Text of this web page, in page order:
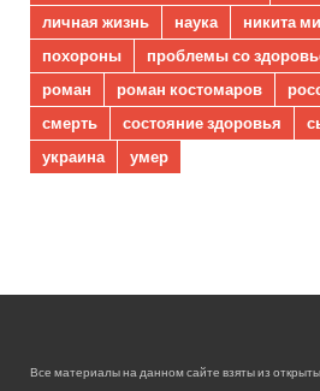
личная жизнь
наука никита
похороны
проблемы со
роман
роман костомаров
смерть
состояние здоровья
украина
умер
Все материалы на данном сайте взяты из